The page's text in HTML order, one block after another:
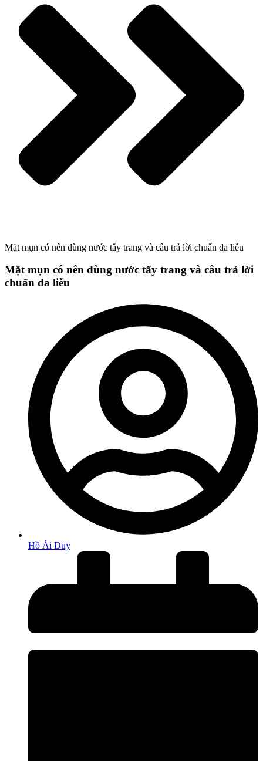
Mặt mụn có nên dùng nước tẩy trang và câu trả lời chuẩn da liễu
Mặt mụn có nên dùng nước tẩy trang và câu trả lời
chuẩn da liễu
Hồ Ái Duy